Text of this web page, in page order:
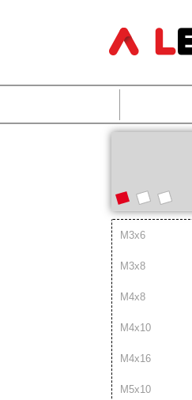
М3х6
М3х8
М4х8
М4х10
М4х16
М5х10